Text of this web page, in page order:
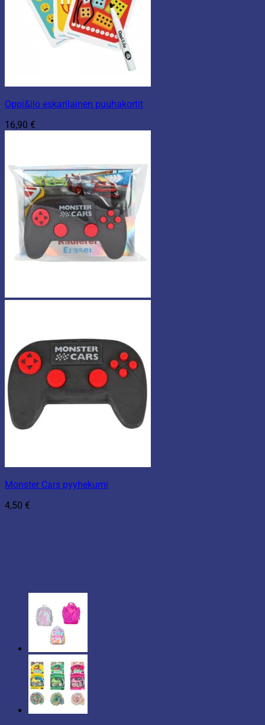
Oppi&ilo eskarilainen puuhakortit
16,90 €
Monster Cars pyyhekumi
4,50 €